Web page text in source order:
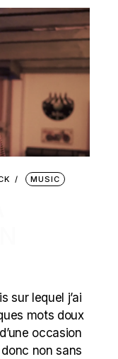
MUSIC
sur lequel j’ai
mots doux
occasion
donc non sans